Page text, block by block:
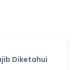
Diketahui